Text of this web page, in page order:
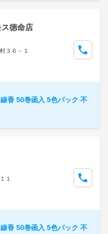
ス徳命店
３６－１
香 50巻函入 5色パック 不
１
香 50巻函入 5色パック 不